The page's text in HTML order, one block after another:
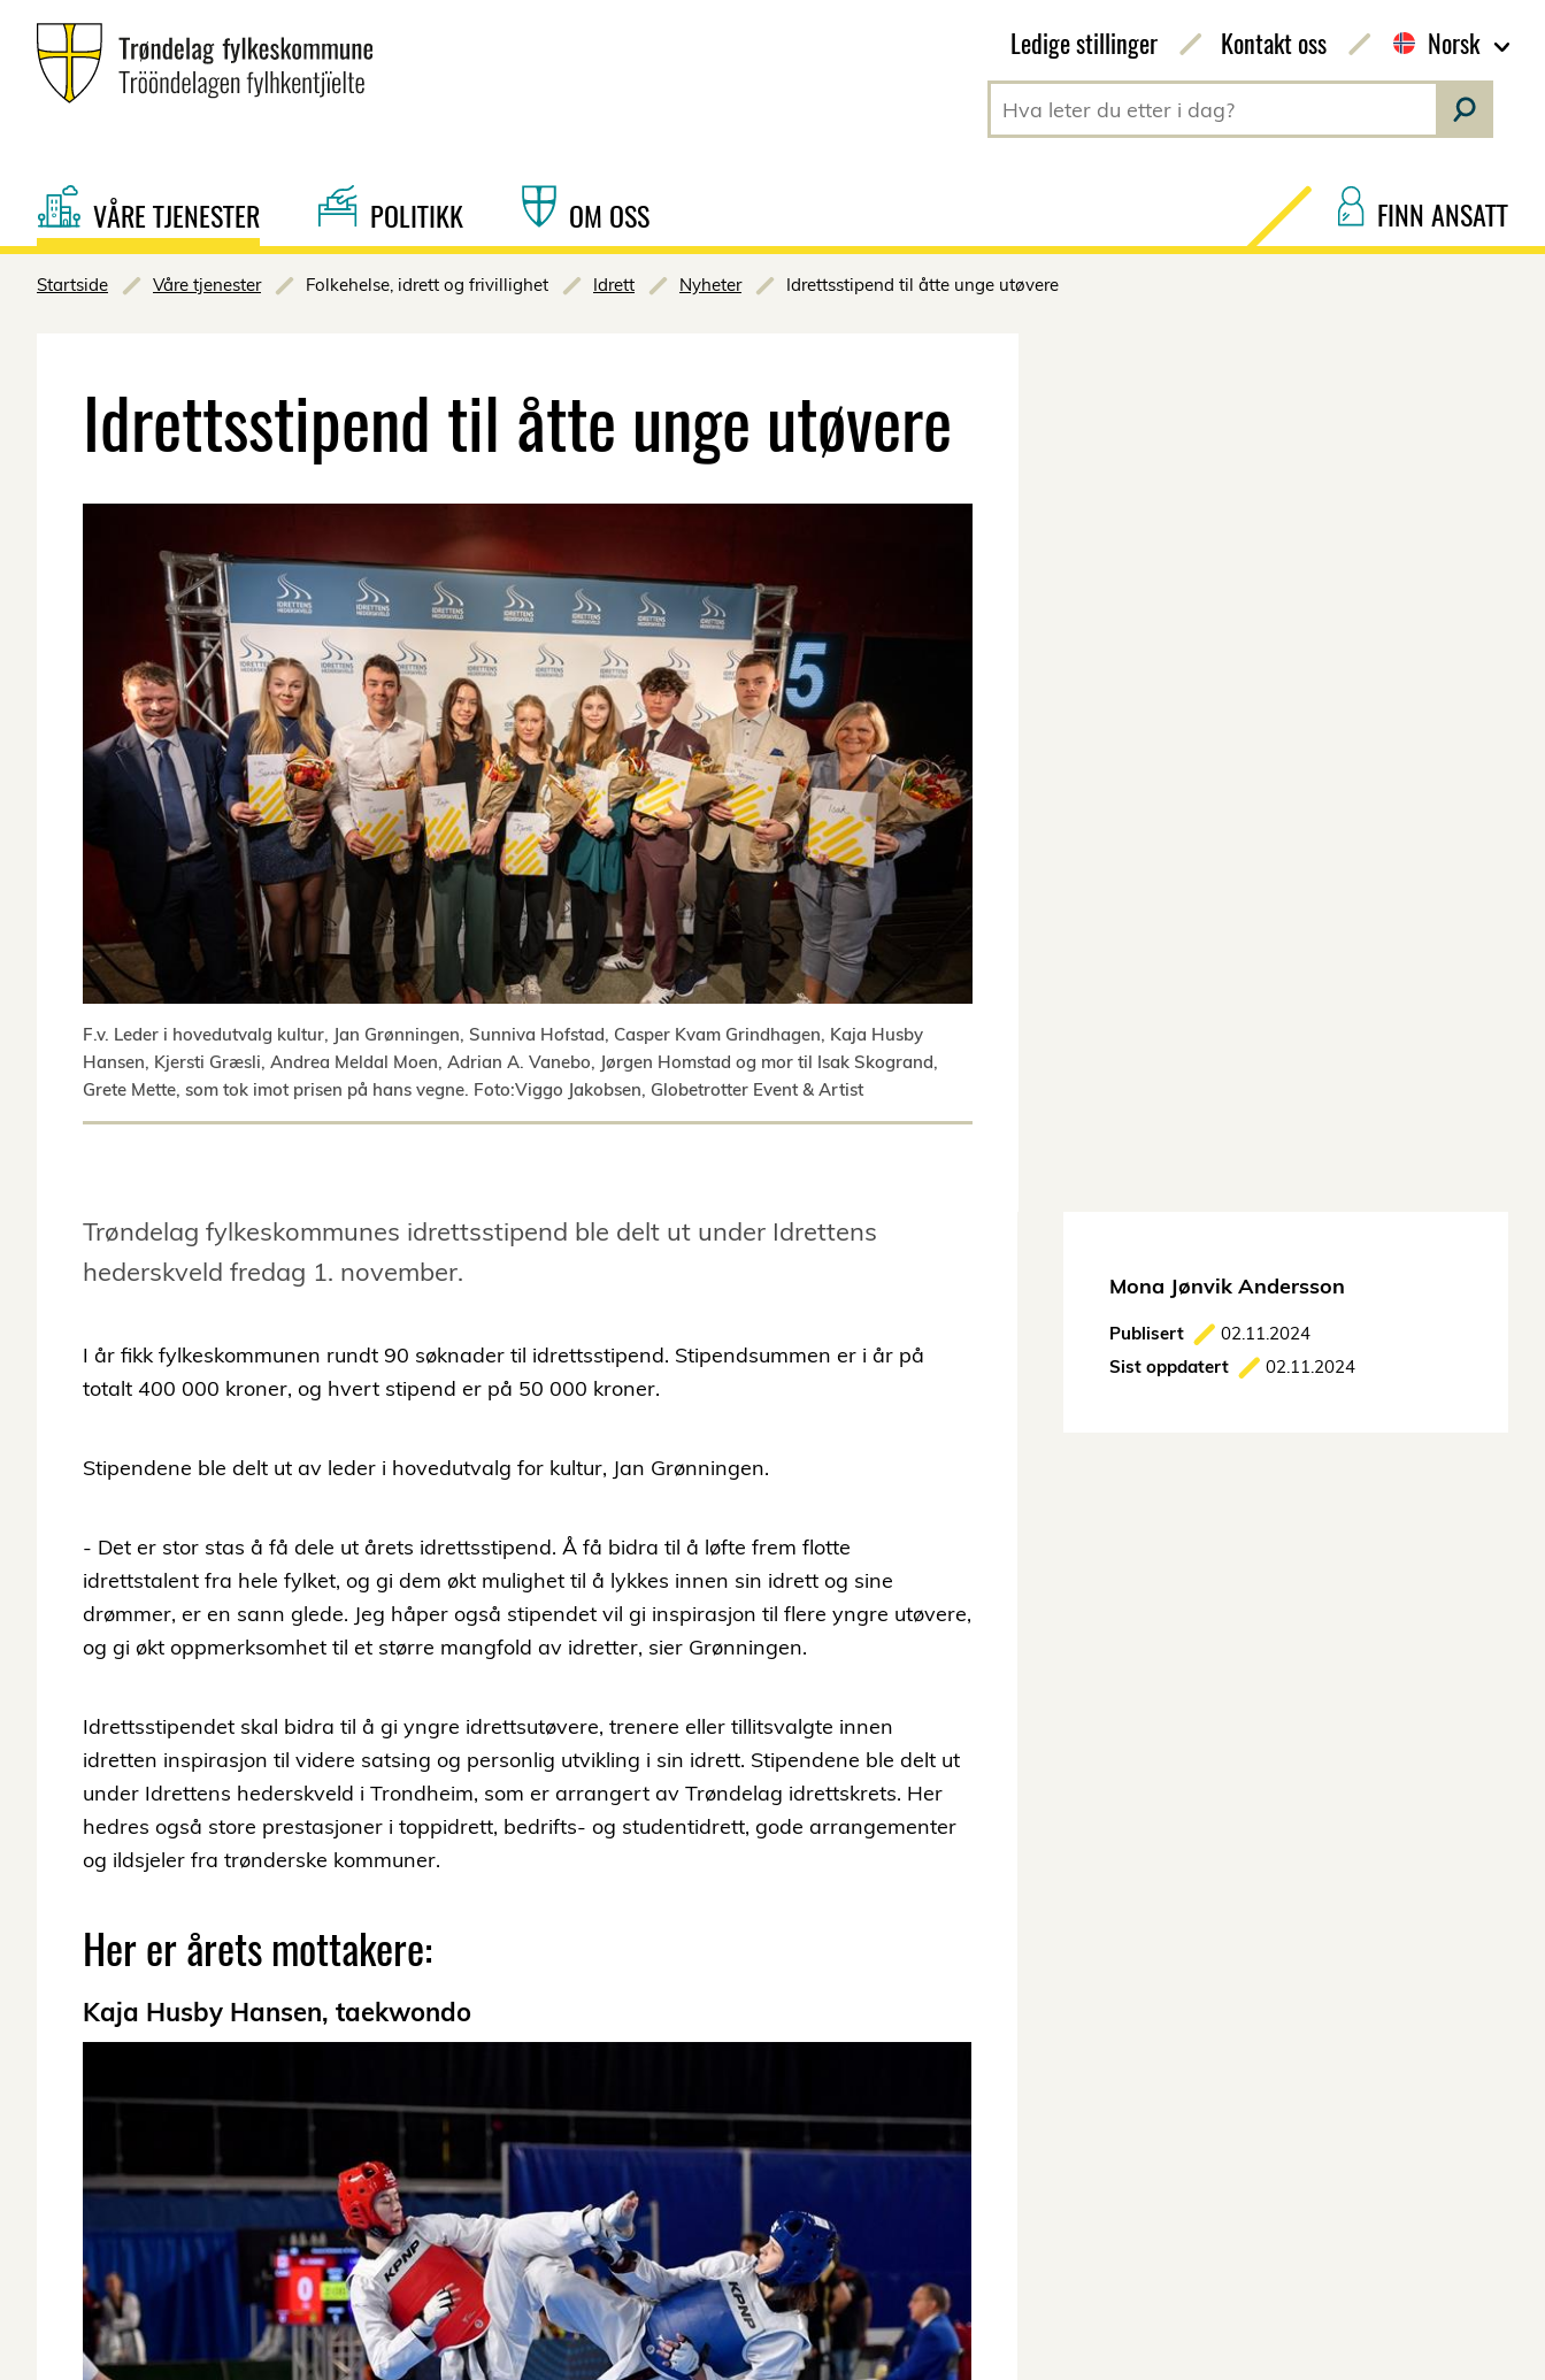
Ledige stillinger Kontakt oss Norsk
FINN ANSATT
VÅRE TJENESTER POLITIKK OM OSS
Startside Våre tjenester Folkehelse, idrett og frivillighet Idrett Nyheter Idrettsstipend til åtte unge utøvere
Idrettsstipend til åtte unge utøvere
F.v. Leder i hovedutvalg kultur, Jan Grønningen, Sunniva Hofstad, Casper Kvam Grindhagen, Kaja Husby
Hansen, Kjersti Græsli, Andrea Meldal Moen, Adrian A. Vanebo, Jørgen Homstad og mor til Isak Skogrand,
Grete Mette, som tok imot prisen på hans vegne. Foto:Viggo Jakobsen, Globetrotter Event & Artist
Trøndelag fylkeskommunes idrettsstipend ble delt ut under Idrettens
hederskveld fredag 1. november.
I år fikk fylkeskommunen rundt 90 søknader til idrettsstipend. Stipendsummen er i år på
totalt 400 000 kroner, og hvert stipend er på 50 000 kroner.
Stipendene ble delt ut av leder i hovedutvalg for kultur, Jan Grønningen.
- Det er stor stas å få dele ut årets idrettsstipend. Å få bidra til å løfte frem flotte
idrettstalent fra hele fylket, og gi dem økt mulighet til å lykkes innen sin idrett og sine
drømmer, er en sann glede. Jeg håper også stipendet vil gi inspirasjon til flere yngre utøvere,
og gi økt oppmerksomhet til et større mangfold av idretter, sier Grønningen.
Idrettsstipendet skal bidra til å gi yngre idrettsutøvere, trenere eller tillitsvalgte innen
idretten inspirasjon til videre satsing og personlig utvikling i sin idrett. Stipendene ble delt ut
under Idrettens hederskveld i Trondheim, som er arrangert av Trøndelag idrettskrets. Her
hedres også store prestasjoner i toppidrett, bedrifts- og studentidrett, gode arrangementer
og ildsjeler fra trønderske kommuner.
Her er årets mottakere:
Kaja Husby Hansen, taekwondo
Mona Jønvik Andersson
Publisert
02.11.2024
Sist oppdatert
02.11.2024